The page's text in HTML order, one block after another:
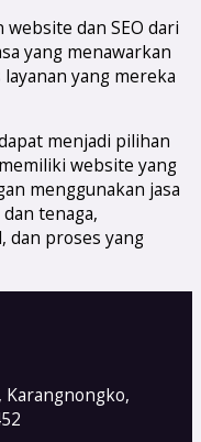
dan SEO dari
yang menawarkan
yang mereka
menjadi pilihan
website yang
menggunakan jasa
tenaga,
dan proses yang
Karangnongko,